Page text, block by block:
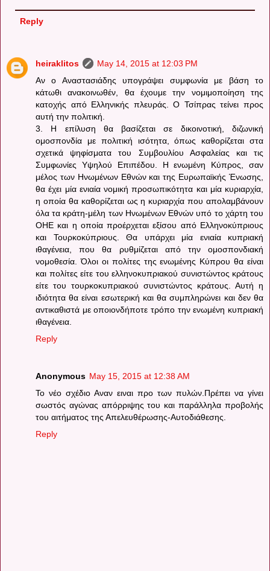
Reply
heiraklitos
May 14, 2015 at 12:03 PM
Αν ο Αναστασιάδης υπογράψει συμφωνία με βάση το
κάτωθι ανακοινωθέν, θα έχουμε την νομιμοποίηση της
κατοχής από Ελληνικής πλευράς. Ο Τσίπρας τείνει προς
αυτή την πολιτική.
3. Η επίλυση θα βασίζεται σε δικοινοτική, διζωνική
ομοσπονδία με πολιτική ισότητα, όπως καθορίζεται στα
σχετικά ψηφίσματα του Συμβουλίου Ασφαλείας και τις
Συμφωνίες Υψηλού Επιπέδου. Η ενωμένη Κύπρος, σαν
μέλος των Ηνωμένων Εθνών και της Ευρωπαϊκής Ένωσης,
θα έχει μία ενιαία νομική προσωπικότητα και μία κυριαρχία,
η οποία θα καθορίζεται ως η κυριαρχία που απολαμβάνουν
όλα τα κράτη-μέλη των Ηνωμένων Εθνών υπό το χάρτη του
ΟΗΕ και η οποία προέρχεται εξίσου από Ελληνοκύπριους
και Τουρκοκύπριους. Θα υπάρχει μία ενιαία κυπριακή
ιθαγένεια, που θα ρυθμίζεται από την ομοσπονδιακή
νομοθεσία. Όλοι οι πολίτες της ενωμένης Κύπρου θα είναι
και πολίτες είτε του ελληνοκυπριακού συνιστώντος κράτους
είτε του τουρκοκυπριακού συνιστώντος κράτους. Αυτή η
ιδιότητα θα είναι εσωτερική και θα συμπληρώνει και δεν θα
αντικαθιστά με οποιονδήποτε τρόπο την ενωμένη κυπριακή
ιθαγένεια.
Reply
Anonymous May 15, 2015 at 12:38 AM
Το νέο σχέδιο Αναν ειναι προ των πυλών.Πρέπει να γίνει
σωστός αγώνας απόρριψης του και παράλληλα προβολής
του αιτήματος της Απελευθέρωσης-Αυτοδιάθεσης.
Reply